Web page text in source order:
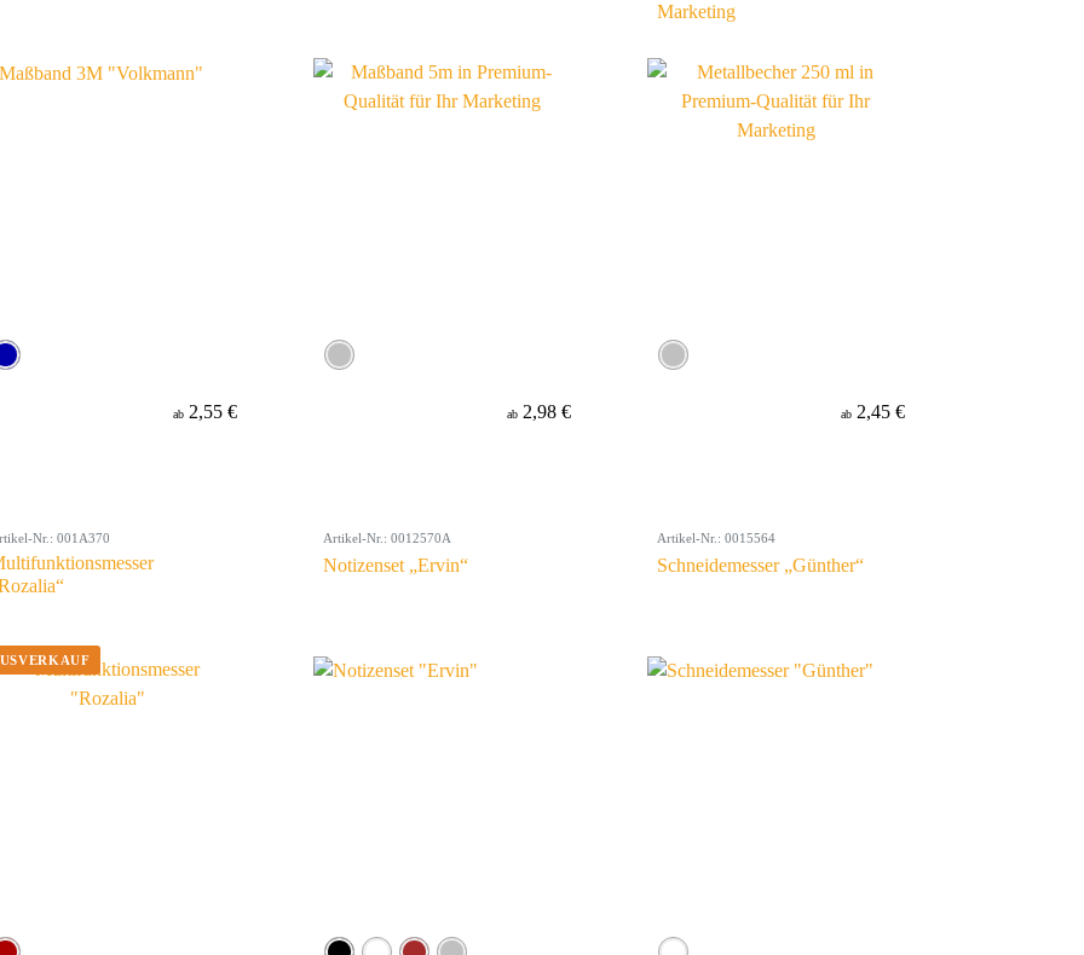
ab 2,55 € ab 2,98 €
Marketing
ab 2,45 €
Nr.: 001A370 Artikel-Nr.: 0012570A
Notizenset „Ervin“
Artikel-Nr.: 0015564
Schneidemesser „Günther“